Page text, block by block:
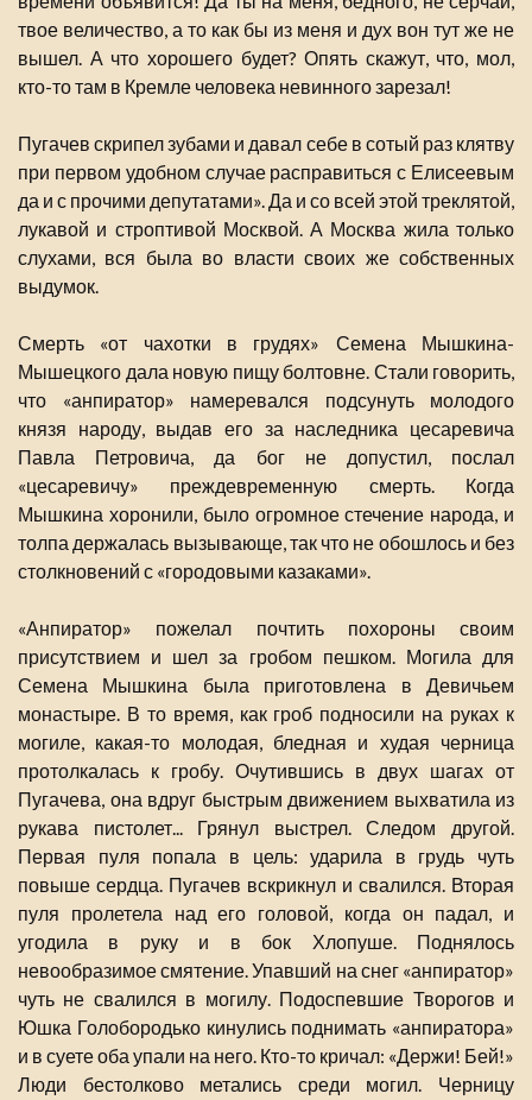
твое величество, а то как бы из меня и дух вон тут же не
вышел. А что хорошего будет? Опять скажут, что, мол,
кто-то там в Кремле человека невинного зарезал!
Пугачев скрипел зубами и давал себе в сотый раз клятву
при первом удобном случае расправиться с Елисеевым
да и с прочими депутатами». Да и со всей этой треклятой,
лукавой и строптивой Москвой. А Москва жила только
слухами, вся была во власти своих же собственных
выдумок.
Смерть «от чахотки в грудях» Семена Мышкина-
Мышецкого дала новую пищу болтовне. Стали говорить,
что «анпиратор» намеревался подсунуть молодого
князя народу, выдав его за наследника цесаревича
Павла Петровича, да бог не допустил, послал
«цесаревичу» преждевременную смерть. Когда
Мышкина хоронили, было огромное стечение народа, и
толпа держалась вызывающе, так что не обошлось и без
столкновений с «городовыми казаками».
«Анпиратор» пожелал почтить похороны своим
присутствием и шел за гробом пешком. Могила для
Семена Мышкина была приготовлена в Девичьем
монастыре. В то время, как гроб подносили на руках к
могиле, какая-то молодая, бледная и худая черница
протолкалась к гробу. Очутившись в двух шагах от
Пугачева, она вдруг быстрым движением выхватила из
рукава пистолет... Грянул выстрел. Следом другой.
Первая пуля попала в цель: ударила в грудь чуть
повыше сердца. Пугачев вскрикнул и свалился. Вторая
пуля пролетела над его головой, когда он падал, и
угодила в руку и в бок Хлопуше. Поднялось
невообразимое смятение. Упавший на снег «анпиратор»
чуть не свалился в могилу. Подоспевшие Творогов и
Юшка Голобородько кинулись поднимать «анпиратора»
и в суете оба упали на него. Кто-то кричал: «Держи! Бей!»
Люди бестолково метались среди могил. Черницу